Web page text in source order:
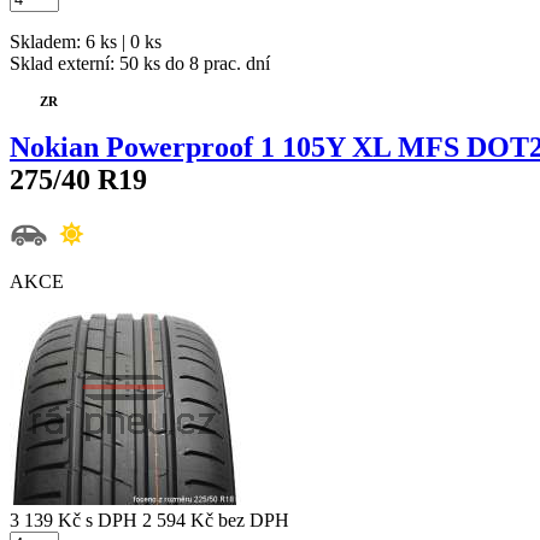
Skladem: 6 ks | 0 ks
Sklad externí: 50 ks do 8 prac. dní
ZR
Nokian Powerproof 1 105Y XL MFS
275/40 R19
AKCE
3 139 Kč s DPH 2 594 Kč bez DPH